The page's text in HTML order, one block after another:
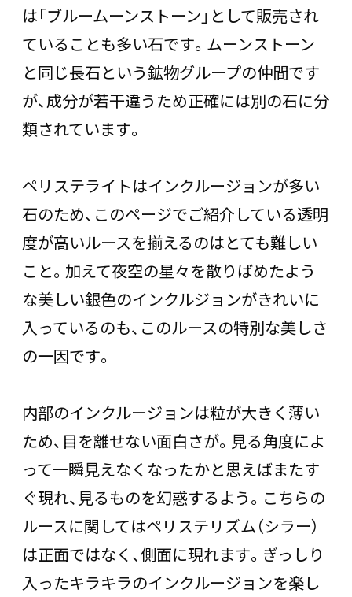
は「ブルームーンストーン」として販売され
ていることも多い石です。ムーンストーン
と同じ長石という鉱物グループの仲間です
が、成分が若干違うため正確には別の石に分
類されています。
ペリステライトはインクルージョンが多い
石のため、このページでご紹介している透明
度が高いルースを揃えるのはとても難しい
こと。加えて夜空の星々を散りばめたよう
な美しい銀色のインクルジョンがきれいに
入っているのも、このルースの特別な美しさ
の一因です。
内部のインクルージョンは粒が大きく薄い
ため、目を離せない面白さが。見る角度によ
って一瞬見えなくなったかと思えばまたす
ぐ現れ、見るものを幻惑するよう。こちらの
ルースに関してはペリステリズム（シラー）
は正面ではなく、側面に現れます。ぎっしり
入ったキラキラのインクルージョンを楽し